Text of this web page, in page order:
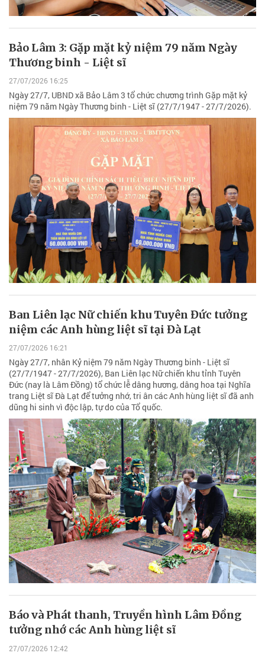
Bảo Lâm 3: Gặp mặt kỷ niệm 79 năm Ngày
Thương binh - Liệt sĩ
27/07/2026 16:25
Ngày 27/7, UBND xã Bảo Lâm 3 tổ chức chương trình Gặp mặt kỷ
niệm 79 năm Ngày Thương binh - Liệt sĩ (27/7/1947 - 27/7/2026).
Ban Liên lạc Nữ chiến khu Tuyên Đức tưởng
niệm các Anh hùng liệt sĩ tại Đà Lạt
27/07/2026 16:21
Ngày 27/7, nhân Kỷ niệm 79 năm Ngày Thương binh - Liệt sĩ
(27/7/1947 - 27/7/2026), Ban Liên lạc Nữ chiến khu tỉnh Tuyên
Đức (nay là Lâm Đồng) tổ chức lễ dâng hương, dâng hoa tại Nghĩa
trang Liệt sĩ Đà Lạt để tưởng nhớ, tri ân các Anh hùng liệt sĩ đã anh
dũng hi sinh vì độc lập, tự do của Tổ quốc.
Báo và Phát thanh, Truyền hình Lâm Đồng
tưởng nhớ các Anh hùng liệt sĩ
27/07/2026 12:42